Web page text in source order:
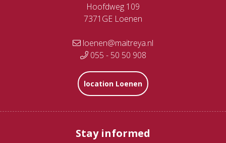
Hoofdweg 109
7371GE Loenen
loenen@maitreya.nl
055 - 50 50 908
location Loenen
Stay informed